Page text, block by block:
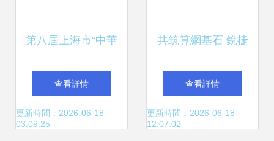
第八屆上海市“中華
杯”職業技能競賽
——網絡系統管理
查看詳情
更新時間：2026-06-18
03:09:25
共筑算網基石 銳捷
網絡助力千行百業
數字化轉型
查看詳情
更新時間：2026-06-18
12:07:02